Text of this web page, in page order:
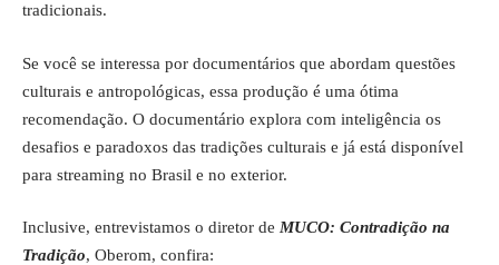
tradicionais.
Se você se interessa por documentários que abordam questões
culturais e antropológicas, essa produção é uma ótima
recomendação. O documentário explora com inteligência os
desafios e paradoxos das tradições culturais e já está disponível
para streaming no Brasil e no exterior.
Inclusive, entrevistamos o diretor de MUCO: Contradição na
Tradição, Oberom, confira: